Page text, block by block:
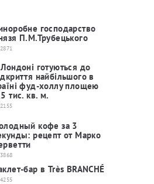
господарство
П.М.Трубецького
2871
готуються до
найбільшого в
фуд-холлу площею
тис. кв. м.
2155
кофе за 3
рецепт от Марко
3868
бар в Très BRANCHÉ
4255